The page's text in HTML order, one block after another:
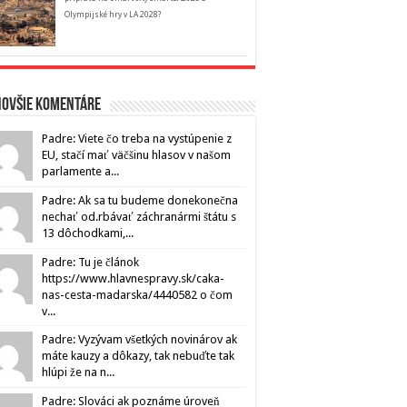
Olympijské hry v LA 2028?
komentáre
Padre: Viete čo treba na vystúpenie z
EU, stačí mať väčšinu hlasov v našom
parlamente a...
Padre: Ak sa tu budeme donekonečna
nechať od.rbávať záchranármi štátu s
13 dôchodkami,...
Padre: Tu je článok
https://www.hlavnespravy.sk/caka-
nas-cesta-madarska/4440582 o čom
v...
Padre: Vyzývam všetkých novinárov ak
máte kauzy a dôkazy, tak nebuďte tak
hlúpi že na n...
Padre: Slováci ak poznáme úroveň